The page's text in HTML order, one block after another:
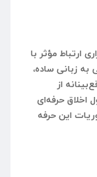
ارتباط مؤثر با
زبانی ساده،
از
حرفه‌ای
این حرفه